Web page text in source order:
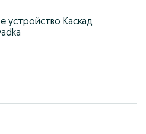
устройство Каскад